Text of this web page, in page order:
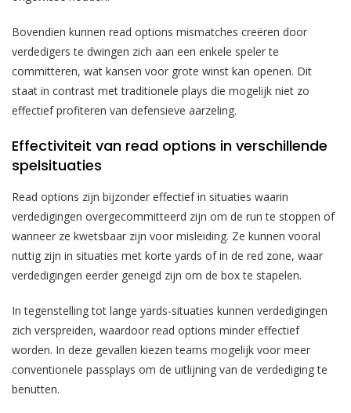
Bovendien kunnen read options mismatches creëren door
verdedigers te dwingen zich aan een enkele speler te
committeren, wat kansen voor grote winst kan openen. Dit
staat in contrast met traditionele plays die mogelijk niet zo
effectief profiteren van defensieve aarzeling.
Effectiviteit van read options in verschillende
spelsituaties
Read options zijn bijzonder effectief in situaties waarin
verdedigingen overgecommitteerd zijn om de run te stoppen of
wanneer ze kwetsbaar zijn voor misleiding. Ze kunnen vooral
nuttig zijn in situaties met korte yards of in de red zone, waar
verdedigingen eerder geneigd zijn om de box te stapelen.
In tegenstelling tot lange yards-situaties kunnen verdedigingen
zich verspreiden, waardoor read options minder effectief
worden. In deze gevallen kiezen teams mogelijk voor meer
conventionele passplays om de uitlijning van de verdediging te
benutten.